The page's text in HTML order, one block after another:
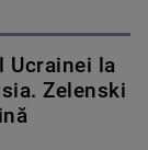
Ucrainei la
Zelenski